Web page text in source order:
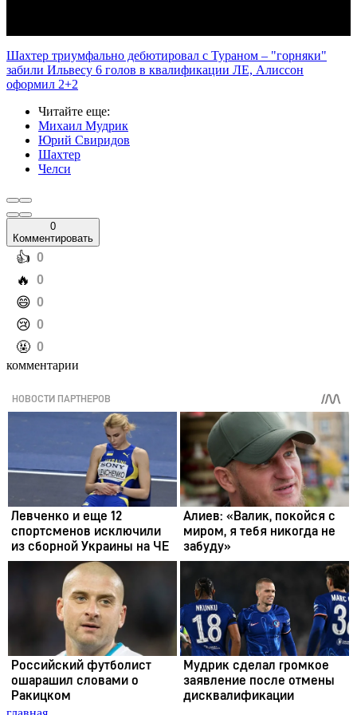
Шахтер триумфально дебютировал с Тураном – "горняки"
забили Ильвесу 6 голов в квалификации ЛЕ, Алиссон
оформил 2+2
Читайте еще:
Михаил Мудрик
Юрий Свиридов
Шахтер
Челси
0
Комментировать
️👍 0
️🔥 0
️😄 0
️😢 0
️🤬 0
комментарии